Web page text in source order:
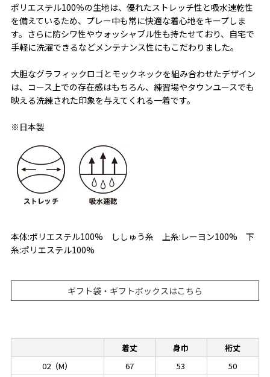
ポリエステル100％の生地は、優れたストレッチ性と吸水速乾性
を備えているため、プレー中も常に快適な着心地をキープしま
す。さらに防シワ性やウォッシャブル性も持たせており、自宅で
手軽に洗濯できるなどメンテナンス性にもこだわりました。
大胆なグラフィックロゴとモックネックを組み合わせたデザイン
は、コース上での存在感はもちろん、練習場やタウンユースでも
映える洗練された印象を与えてくれる一着です。
※日本製
本体:ポリエステル100% ししゅう糸 上糸:レーヨン100% 下
糸:ポリエステル100%
ギフト袋・ギフトボックスはこちら
着丈 身巾
裄丈
02（M）
67 53
50